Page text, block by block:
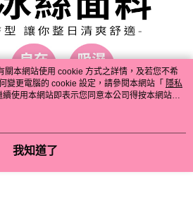
關本網站使用 cookie 方式之詳情，及若您不希
變更電腦的 cookie 設定，請參閱本網站「 隱私
續使用本網站即表示您同意本公司得按本網站使
。
我知道了